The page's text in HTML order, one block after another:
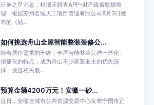
证券之星消息，根据天眼查APP-财产线索数据整
理，根据苏州名城天工项目管理有限公司8月3日发
布的《姑...
如何挑选舟山全屋智能整装装修公...
随着居住需求的升级，全屋智能整装凭借一体化、
便捷化的特点，成为舟山不少家装业主的优先选
择，挑选相关服...
预算金额4200万元！安徽一砂...
近日，安徽宣城市公共资源交易中心发布宁国市正